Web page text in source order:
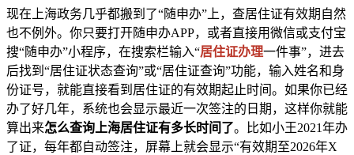
现在上海政务几乎都搬到了“随申办”上，查居住证有效期自然
也不例外。你只要打开随申办APP，或者直接用微信或支付宝
搜“随申办”小程序，在搜索栏输入“居住证办理一件事”，进去
后找到“居住证状态查询”或“居住证查询”功能，输入姓名和身
份证号，就能直接看到居住证的有效期起止时间。如果你已经
办了好几年，系统也会显示最近一次签注的日期，这样你就能
算出来怎么查询上海居住证有多长时间了。比如小王2021年办
了证，每年都自动签注，屏幕上就会显示“有效期至2026年X